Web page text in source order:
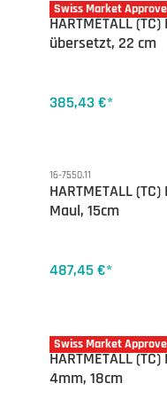
Swiss Market
16-7542.22
HARTMETALL
übersetzt, 22 cm
385,43 €*
16-7550.11
HARTMETALL
Maul, 15cm
487,45 €*
Swiss Market
16-7546.01
HARTMETALL
4mm, 18cm